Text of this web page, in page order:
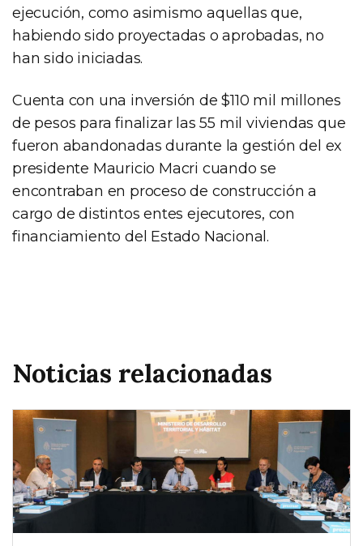
ejecución, como asimismo aquellas que,
habiendo sido proyectadas o aprobadas, no
han sido iniciadas.
Cuenta con una inversión de $110 mil millones
de pesos para finalizar las 55 mil viviendas que
fueron abandonadas durante la gestión del ex
presidente Mauricio Macri cuando se
encontraban en proceso de construcción a
cargo de distintos entes ejecutores, con
financiamiento del Estado Nacional.
Noticias relacionadas